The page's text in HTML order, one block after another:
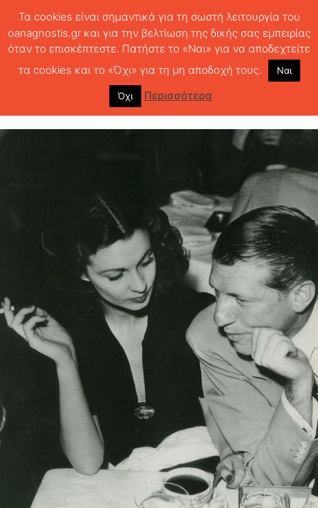
ΚΕΙΜΕΝΑ ΛΟΓΟΤΕΧΝΙΑΣ
Τα cookies είναι σημαντικά για τη σωστή λειτουργία του
oanagnostis.gr και για την βελτίωση της δικής σας εμπειρίας
όταν το επισκέπτεστε. Πατήστε το «Ναι» για να αποδεχτείτε
τα cookies και το «Όχι» για τη μη αποδοχή τους.
Ναι
Όχι Περισσότερα